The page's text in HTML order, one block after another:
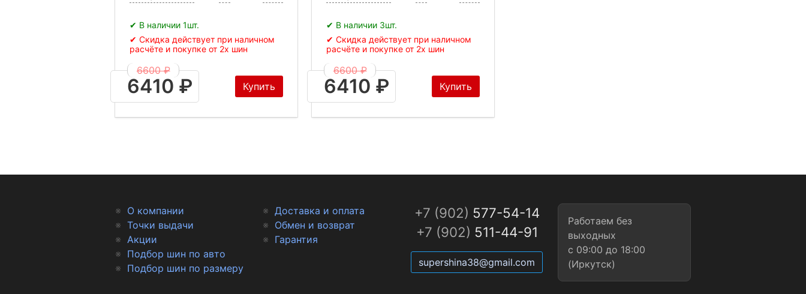
✔ В наличии 1шт.
✔ Скидка действует при наличном
расчёте и покупке от 2х шин
6600 ₽
6410 ₽ Купить
✔ В наличии 3шт.
✔ Скидка действует при наличном
расчёте и покупке от 2х шин
6600 ₽
6410 ₽ Купить
О компании
Точки выдачи
Акции
Подбор шин по авто
Подбор шин по размеру
Доставка и оплата
Обмен и возврат
Гарантия
+7 (902) 577-54-14
+7 (902) 511-44-91
supershina38@gmail.com
Работаем без
выходных
с 09:00 до 18:00
(Иркутск)